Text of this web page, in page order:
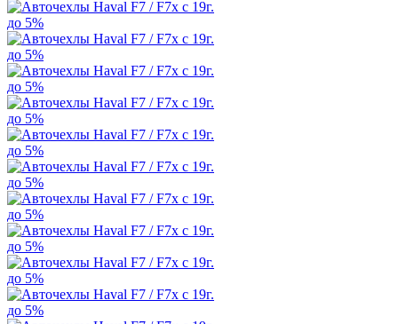
до 5%
до 5%
до 5%
до 5%
до 5%
до 5%
до 5%
до 5%
до 5%
до 5%